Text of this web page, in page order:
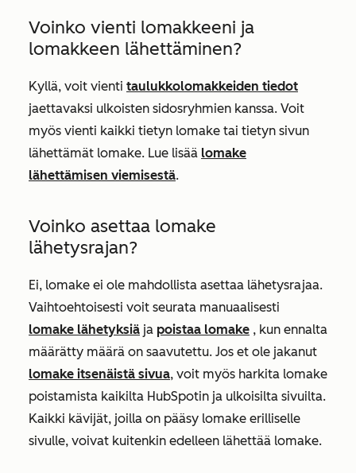
Voinko vienti lomakkeeni ja
lomakkeen lähettäminen?
Kyllä, voit vienti taulukkolomakkeiden tiedot
jaettavaksi ulkoisten sidosryhmien kanssa. Voit
myös vienti kaikki tietyn lomake tai tietyn sivun
lähettämät lomake. Lue lisää lomake
lähettämisen viemisestä.
Voinko asettaa lomake
lähetysrajan?
Ei, lomake ei ole mahdollista asettaa lähetysrajaa.
Vaihtoehtoisesti voit seurata manuaalisesti
lomake lähetyksiä ja poistaa lomake , kun ennalta
määrätty määrä on saavutettu. Jos et ole jakanut
lomake itsenäistä sivua, voit myös harkita lomake
poistamista kaikilta HubSpotin ja ulkoisilta sivuilta.
Kaikki kävijät, joilla on pääsy lomake erilliselle
sivulle, voivat kuitenkin edelleen lähettää lomake.